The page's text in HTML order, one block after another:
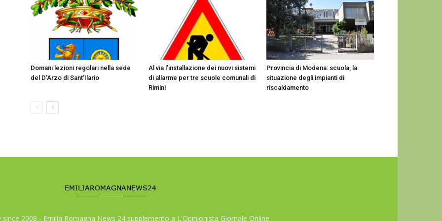
Domani lezioni regolari nella sede
del D’Arzo di Sant’Ilario
Al via l’installazione dei nuovi sistemi
di allarme per tre scuole comunali di
Rimini
Provincia di Modena: scuola, la
situazione degli impianti di
riscaldamento
2008 - Emilia Romagna News 24 supplemento a L'Opinionista Giornale Online